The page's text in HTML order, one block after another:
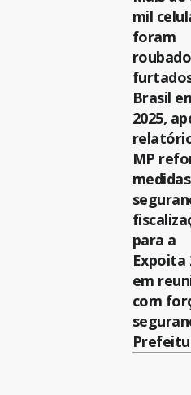
mil
foram
Brasil
2025,
MP
para a
Expoita
em
com